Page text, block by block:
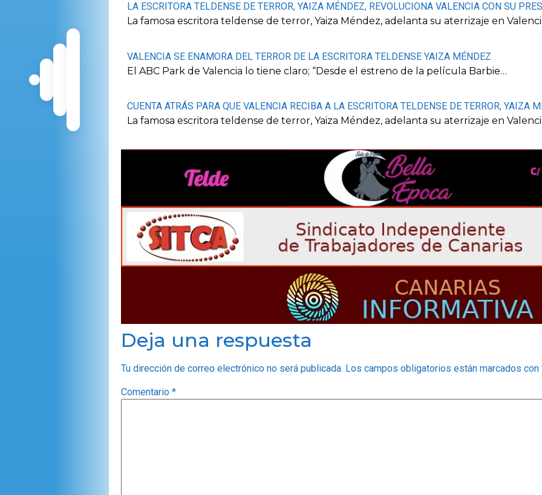
LA ESCRITORA TELDENSE DE TERROR, YAIZA MÉNDEZ, REVOLUCIONA VALENCIA CON SU
La famosa escritora teldense de terror, Yaiza Méndez, adelanta su aterrizaje en
VALENCIA SE ENAMORA DEL TERROR DE LA ESCRITORA TELDENSE YAIZA MÉNDEZ
El ABC Park de Valencia lo tiene claro; “Desde el estreno de la película Barbie…
CUENTA ATRÁS PARA QUE VALENCIA RECIBA A LA ESCRITORA TELDENSE DE TERROR, YAIZA
La famosa escritora teldense de terror, Yaiza Méndez, adelanta su aterrizaje en
Deja una respuesta
Tu dirección de correo electrónico no será publicada. Los campos obligatorios están marcados con
Comentario *